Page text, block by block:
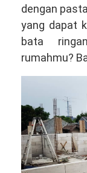
dengan
yang dapat
bata
rumahmu?